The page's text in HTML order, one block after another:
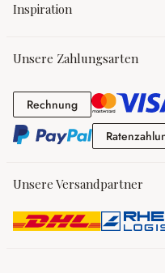
Inspiration
Unsere Zahlungsarten
RechnungRechnung
Unsere Versandpartner